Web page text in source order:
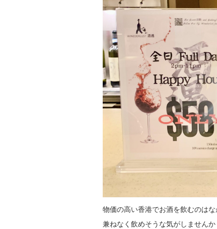
物価の高い香港でお酒を飲むのは
兼ねなく飲めそうな気がしません